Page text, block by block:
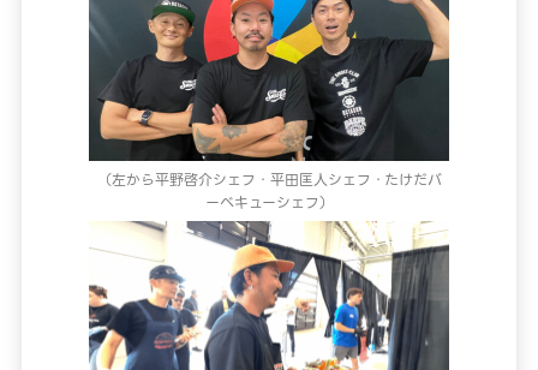
（左から平野啓介シェフ・平田匡人シェフ・たけだバ
ーベキューシェフ）